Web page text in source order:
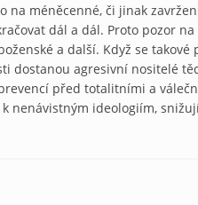
na méněcenné, či jinak
dál a dál. Proto pozor
a další. Když se
dostanou agresivní nositelé
před totalitními a
nenávistným ideologiím,